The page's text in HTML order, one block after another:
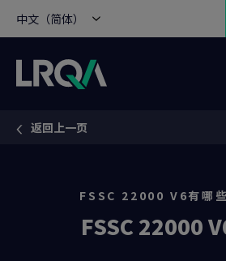
中文（简体）
You are here:
返回上一页
FSSC 22000
FSSC 22000 V6有哪些